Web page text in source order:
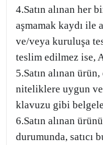
4.Satın alınan her
aşmamak kaydı ile
ve/veya kuruluşa
teslim edilmez ise,
5.Satın alınan
niteliklere uygun
klavuzu gibi
6.Satın alınan
durumunda, satıcı